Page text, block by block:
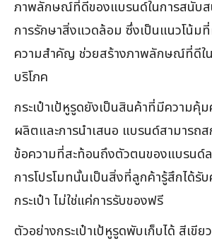
ภาพลักษณ์ที่ดีของแบรนด์ในการสนับส
การรักษาสิ่งแวดล้อม ซึ่งเป็นแนวโน้ม
ความสำคัญ ช่วยสร้างภาพลักษณ์ที่ดีใ
บริโภค
กระเป๋าเป้หูรูดยังเป็นสินค้าที่มีความคุ้
ผลิตและการนำเสนอ แบรนด์สามารถส
ข้อความที่สะท้อนถึงตัวตนของแบรนด์ล
การโปรโมทนั้นเป็นสิ่งที่ลูกค้ารู้สึกได้รั
กระเป๋า ไม่ใช่แค่การรับของฟรี
ตัวอย่างกระเป๋าเป้หูรูดพับเก็บได้ สีเขี